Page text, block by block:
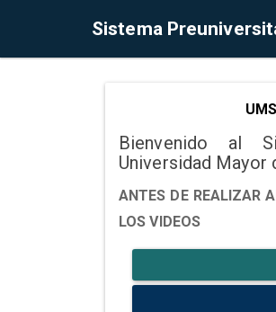
Sistema
Bienvenido al
Universidad Mayor
ANTES DE REALIZAR
LOS VIDEOS